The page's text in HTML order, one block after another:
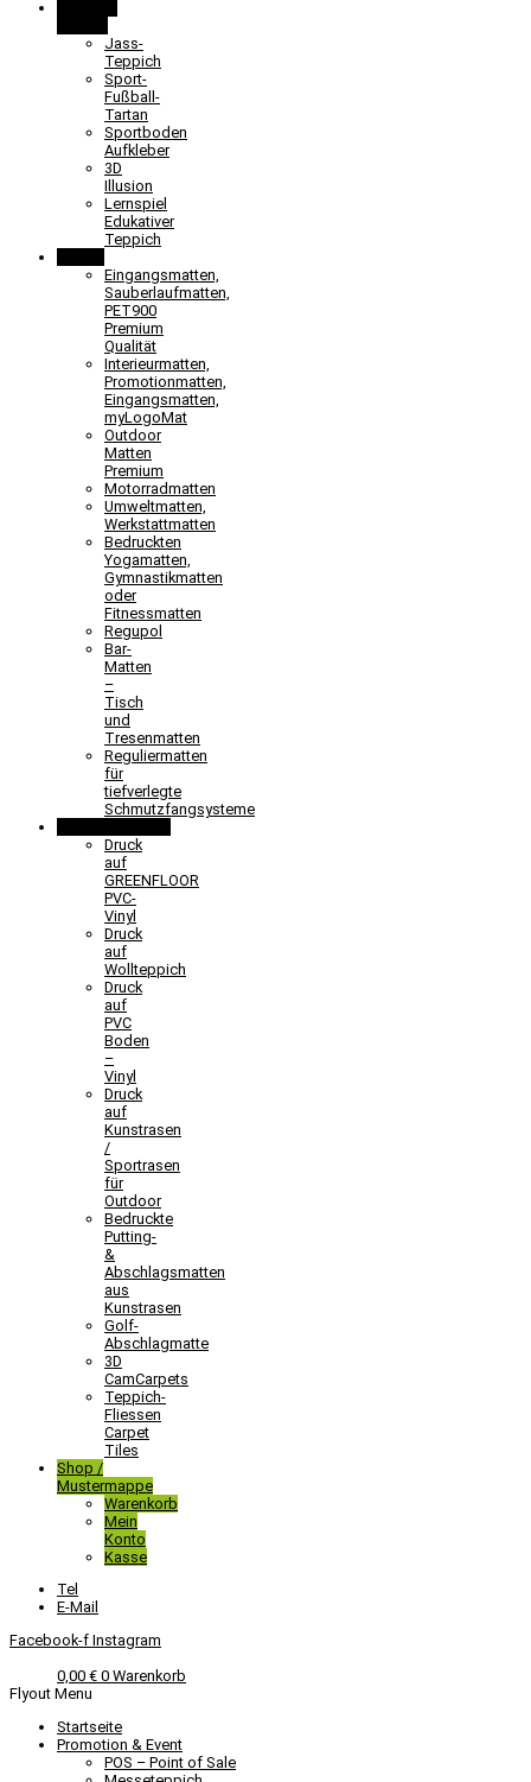
Jass-
Teppich
Sport-
Fußball-
Tartan
Sportboden
Aufkleber
3D
Illusion
Lernspiel
Edukativer
Teppich
Eingangsmatten,
Sauberlaufmatten,
PET900
Premium
Qualität
Interieurmatten,
Promotionmatten,
Eingangsmatten,
myLogoMat
Outdoor
Matten
Premium
Motorradmatten
Umweltmatten,
Werkstattmatten
Bedruckten
Yogamatten,
Gymnastikmatten
oder
Fitnessmatten
Regupol
Bar-
Matten
–
Tisch
und
Tresenmatten
Reguliermatten
für
tiefverlegte
Schmutzfangsysteme
Druck
auf
GREENFLOOR
PVC-
Vinyl
Druck
auf
Wollteppich
Druck
auf
PVC
Boden
–
Vinyl
Druck
auf
Kunstrasen
/
Sportrasen
für
Outdoor
Bedruckte
Putting-
&
Abschlagsmatten
aus
Kunstrasen
Golf-
Abschlagmatte​
3D
CamCarpets
Teppich-
Fliessen
Carpet
Tiles
Shop /
Mustermappe
Warenkorb
Mein
Konto
Kasse
Tel
E-Mail
Facebook-f Instagram
0,00 € 0 Warenkorb
Flyout Menu
Startseite
Promotion & Event
POS – Point of Sale